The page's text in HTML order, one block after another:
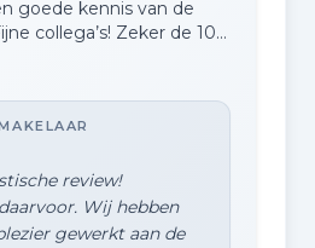
goede kennis van de
collega’s! Zeker de 10
review!
Wij hebben
gewerkt aan de